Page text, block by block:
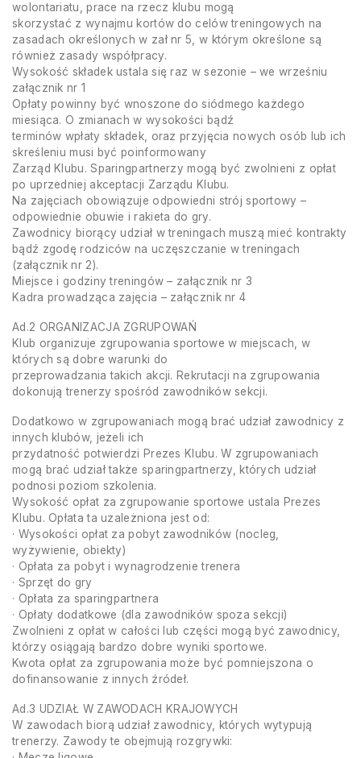
wolontariatu, prace na rzecz klubu mogą
skorzystać z wynajmu kortów do celów treningowych na
zasadach określonych w zał nr 5, w którym określone są
również zasady współpracy.
Wysokość składek ustala się raz w sezonie – we wrześniu
załącznik nr 1
Opłaty powinny być wnoszone do siódmego każdego
miesiąca. O zmianach w wysokości bądź
terminów wpłaty składek, oraz przyjęcia nowych osób lub ich
skreśleniu musi być poinformowany
Zarząd Klubu. Sparingpartnerzy mogą być zwolnieni z opłat
po uprzedniej akceptacji Zarządu Klubu.
Na zajęciach obowiązuje odpowiedni strój sportowy –
odpowiednie obuwie i rakieta do gry.
Zawodnicy biorący udział w treningach muszą mieć kontrakty
bądź zgodę rodziców na uczęszczanie w treningach
(załącznik nr 2).
Miejsce i godziny treningów – załącznik nr 3
Kadra prowadząca zajęcia – załącznik nr 4
Ad.2 ORGANIZACJA ZGRUPOWAŃ
Klub organizuje zgrupowania sportowe w miejscach, w
których są dobre warunki do
przeprowadzania takich akcji. Rekrutacji na zgrupowania
dokonują trenerzy spośród zawodników sekcji.
Dodatkowo w zgrupowaniach mogą brać udział zawodnicy z
innych klubów, jeżeli ich
przydatność potwierdzi Prezes Klubu. W zgrupowaniach
mogą brać udział także sparingpartnerzy, których udział
podnosi poziom szkolenia.
Wysokość opłat za zgrupowanie sportowe ustala Prezes
Klubu. Opłata ta uzależniona jest od:
· Wysokości opłat za pobyt zawodników (nocleg,
wyżywienie, obiekty)
· Opłata za pobyt i wynagrodzenie trenera
· Sprzęt do gry
· Opłata za sparingpartnera
· Opłaty dodatkowe (dla zawodników spoza sekcji)
Zwolnieni z opłat w całości lub części mogą być zawodnicy,
którzy osiągają bardzo dobre wyniki sportowe.
Kwota opłat za zgrupowania może być pomniejszona o
dofinansowanie z innych źródeł.
Ad.3 UDZIAŁ W ZAWODACH KRAJOWYCH
W zawodach biorą udział zawodnicy, których wytypują
trenerzy. Zawody te obejmują rozgrywki: